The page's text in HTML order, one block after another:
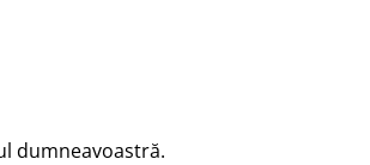
dumneavoastră.